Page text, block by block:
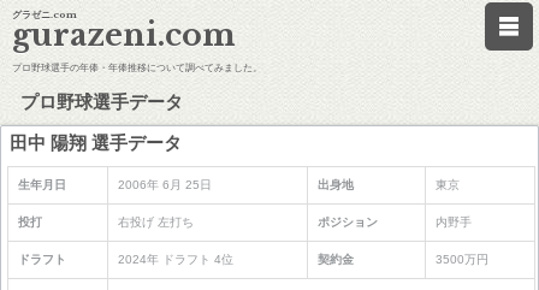
グラゼニ.com
gurazeni.com
プロ野球選手の年俸・年俸推移について調べてみました。
プロ野球選手データ
田中 陽翔 選手データ
生年月日 2006年 6月 25日 出身地 東京
投打 右投げ 左打ち ポジション 内野手
ドラフト 2024年 ドラフト 4位 契約金 3500万円